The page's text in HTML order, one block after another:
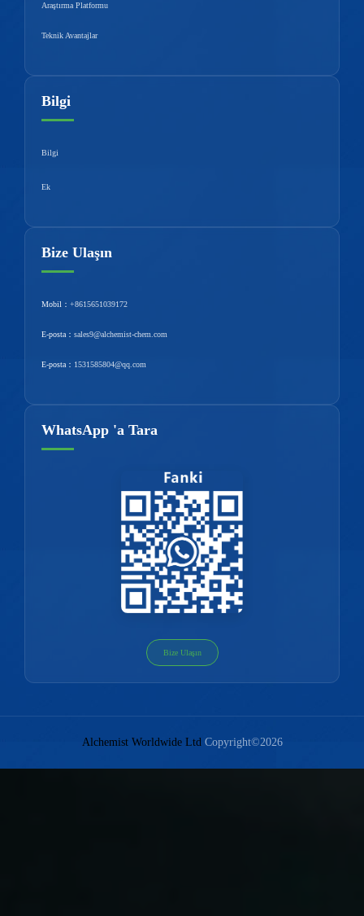
Araştırma Platformu
Teknik Avantajlar
Bilgi
Bilgi
Ek
Bize Ulaşın
Mobil： +8615651039172
E-posta： sales9@alchemist-chem.com
E-posta： 1531585804@qq.com
WhatsApp 'a Tara
Bize Ulaşın
Alchemist Worldwide LtdCopyright©2026